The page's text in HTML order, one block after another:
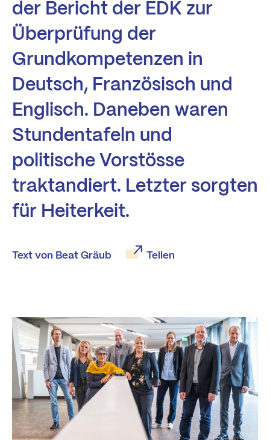
der Bericht der EDK zur
Überprüfung der
Grundkompetenzen in
Deutsch, Französisch und
Englisch. Daneben waren
Stundentafeln und
politische Vorstösse
traktandiert. Letzter sorgten
für Heiterkeit.
Text von Beat Gräub Teilen